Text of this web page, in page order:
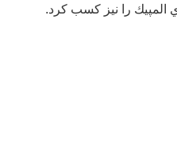
المپيك را نيز كسب كرد.